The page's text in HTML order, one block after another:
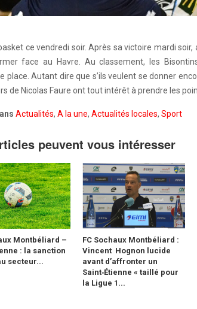
basket ce vendredi soir. Après sa victoire mardi
face au Havre. Au classement, les
place. Autant dire que s’ils veulent se donner
de Nicolas Faure ont tout intérêt à prendre les
Actualités, A la une, Actualités locales, Sport
peuvent vous intéresser
Montbéliard –
: la sanction
secteur...
FC Sochaux Montbéliard :
Vincent Hognon lucide
avant d’affronter un
Saint‑Étienne « taillé pour
la Ligue 1...